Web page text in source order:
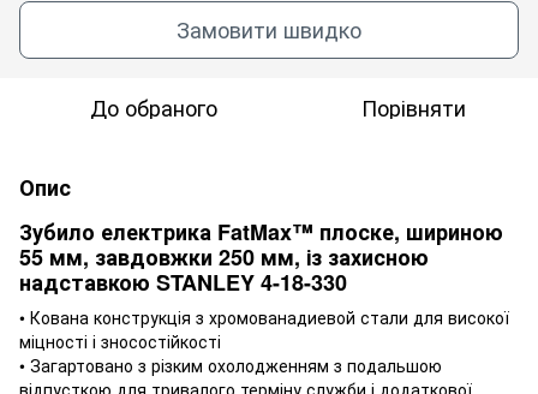
Замовити швидко
До обраного Порівняти
Опис
Зубило електрика FatMax™ плоске, шириною
55 мм, завдовжки 250 мм, із захисною
надставкою STANLEY 4-18-330
• Кована конструкція з хромованадиевой стали для високої
міцності і зносостійкості
• Загартовано з різким охолодженням з подальшою
відпусткою для тривалого терміну служби і додаткової